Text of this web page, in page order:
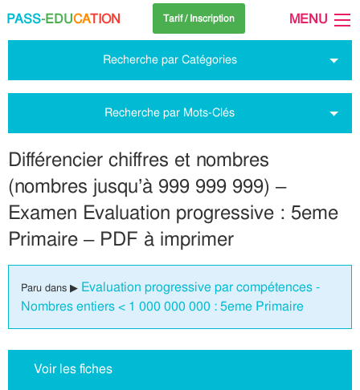
PASS-EDUCATION Tarif / Inscription MENU
Recherche par Catégories
Recherche par Mots-Clés
Différencier chiffres et nombres
(nombres jusqu’à 999 999 999) –
Examen Evaluation progressive : 5eme
Primaire – PDF à imprimer
Paru dans ▶ Evaluation progressive par compétences -
Nombres entiers < 1 000 000 000 : 5eme Primaire
Voir les fiches